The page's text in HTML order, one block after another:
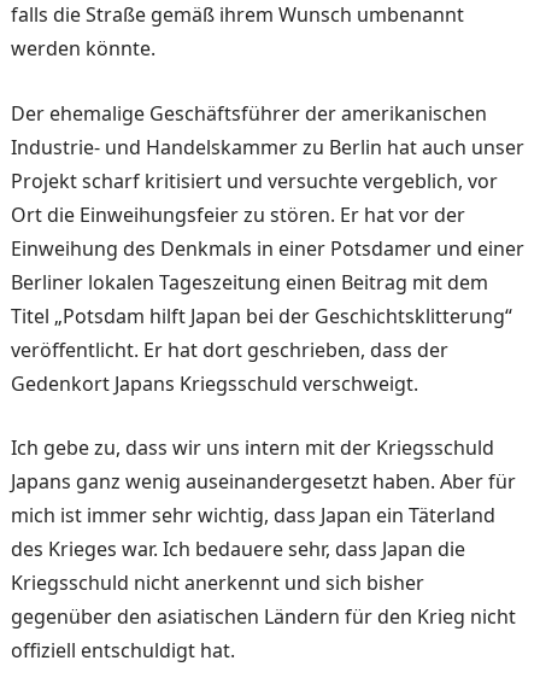
falls die Straße gemäß ihrem Wunsch umbenannt
werden könnte.
Der ehemalige Geschäftsführer der amerikanischen
Industrie- und Handelskammer zu Berlin hat auch unser
Projekt scharf kritisiert und versuchte vergeblich, vor
Ort die Einweihungsfeier zu stören. Er hat vor der
Einweihung des Denkmals in einer Potsdamer und einer
Berliner lokalen Tageszeitung einen Beitrag mit dem
Titel „Potsdam hilft Japan bei der Geschichtsklitterung“
veröffentlicht. Er hat dort geschrieben, dass der
Gedenkort Japans Kriegsschuld verschweigt.
Ich gebe zu, dass wir uns intern mit der Kriegsschuld
Japans ganz wenig auseinandergesetzt haben. Aber für
mich ist immer sehr wichtig, dass Japan ein Täterland
des Krieges war. Ich bedauere sehr, dass Japan die
Kriegsschuld nicht anerkennt und sich bisher
gegenüber den asiatischen Ländern für den Krieg nicht
offiziell entschuldigt hat.